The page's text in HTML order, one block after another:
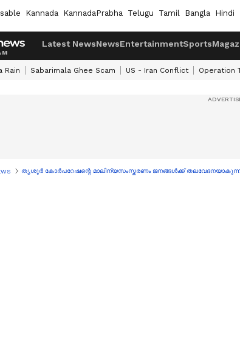
Kannada KannadaPrabha Telugu Tamil Bangla Hindi
Latest NewsNewsEntertainmentSports
Rain Sabarimala Ghee Scam US - Iran Conflict Operation
തൃശൂർ കോർപറേഷന്റെ മാലിന്യസംസ്കരണം ജനങ്ങൾക്ക്